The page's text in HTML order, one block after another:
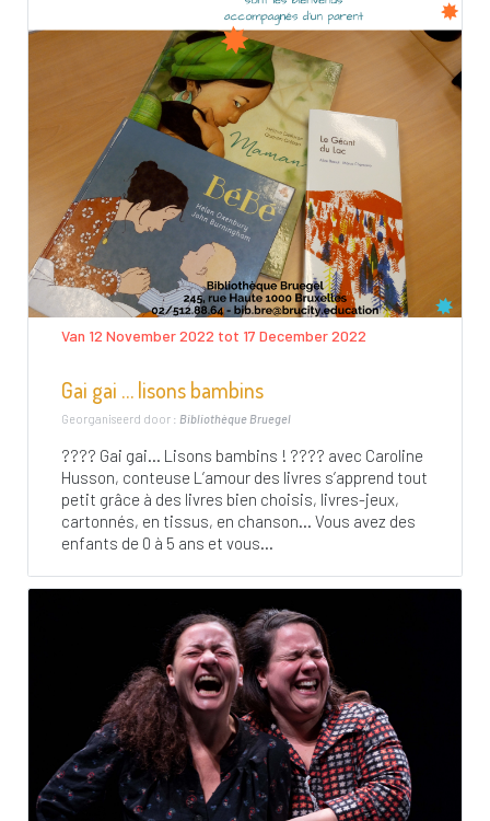
Van 12 November 2022 tot 17 December 2022
Gai gai … lisons bambins
Georganiseerd door : Bibliothèque Bruegel
???? Gai gai… Lisons bambins ! ???? avec Caroline
Husson, conteuse L’amour des livres s’apprend tout
petit grâce à des livres bien choisis, livres-jeux,
cartonnés, en tissus, en chanson… Vous avez des
enfants de 0 à 5 ans et vous...